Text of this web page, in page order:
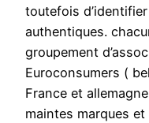
toutefois
authentiques.
groupement
Euroconsumers (
France et
maintes marques